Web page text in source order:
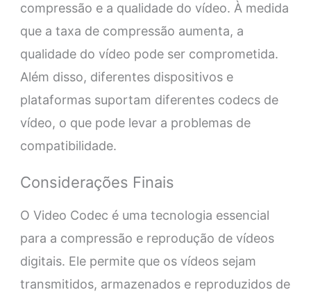
compressão e a qualidade do vídeo. À medida
que a taxa de compressão aumenta, a
qualidade do vídeo pode ser comprometida.
Além disso, diferentes dispositivos e
plataformas suportam diferentes codecs de
vídeo, o que pode levar a problemas de
compatibilidade.
Considerações Finais
O Video Codec é uma tecnologia essencial
para a compressão e reprodução de vídeos
digitais. Ele permite que os vídeos sejam
transmitidos, armazenados e reproduzidos de